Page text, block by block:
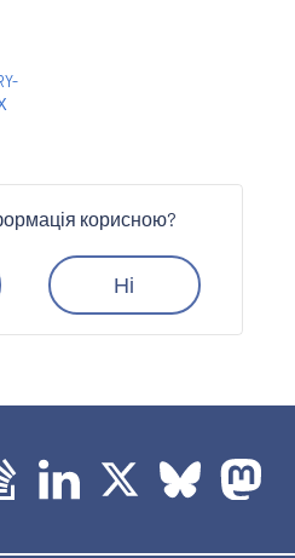
корисною?
Ні